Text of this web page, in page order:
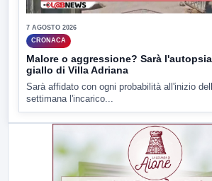
7 AGOSTO 2026
CRONACA
Malore o aggressione? Sarà
giallo di Villa Adriana
Sarà affidato con ogni probabilità all'inizio
settimana l'incarico...